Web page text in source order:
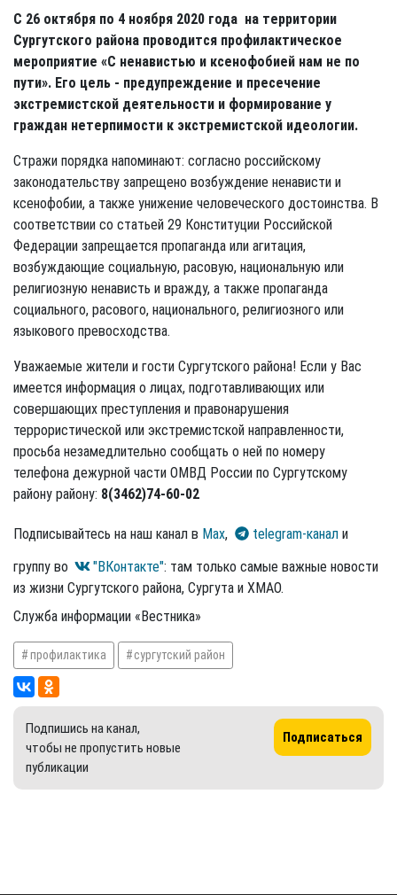
С 26 октября по 4 ноября 2020 года на территории
Сургутского района проводится профилактическое
мероприятие «С ненавистью и ксенофобией нам не по
пути». Его цель - предупреждение и пресечение
экстремистской деятельности и формирование у
граждан нетерпимости к экстремистской идеологии.
Стражи порядка напоминают: согласно российскому
законодательству запрещено возбуждение ненависти и
ксенофобии, а также унижение человеческого достоинства. В
соответствии со статьей 29 Конституции Российской
Федерации запрещается пропаганда или агитация,
возбуждающие социальную, расовую, национальную или
религиозную ненависть и вражду, а также пропаганда
социального, расового, национального, религиозного или
языкового превосходства.
Уважаемые жители и гости Сургутского района! Если у Вас
имеется информация о лицах, подготавливающих или
совершающих преступления и правонарушения
террористической или экстремистской направленности,
просьба незамедлительно сообщать о ней по номеру
телефона дежурной части ОМВД России по Сургутскому
району району: 8(3462)74-60-02
Подписывайтесь на наш канал в Max, telegram-канал и
группу во
"ВКонтакте": там только самые важные новости
из жизни Сургутского района, Сургута и ХМАО.
Служба информации «Вестника»
профилактика сургутский район
Подпишись на канал,
чтобы не пропустить новые
публикации
Подписаться